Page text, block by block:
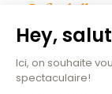
Infos
INFOS